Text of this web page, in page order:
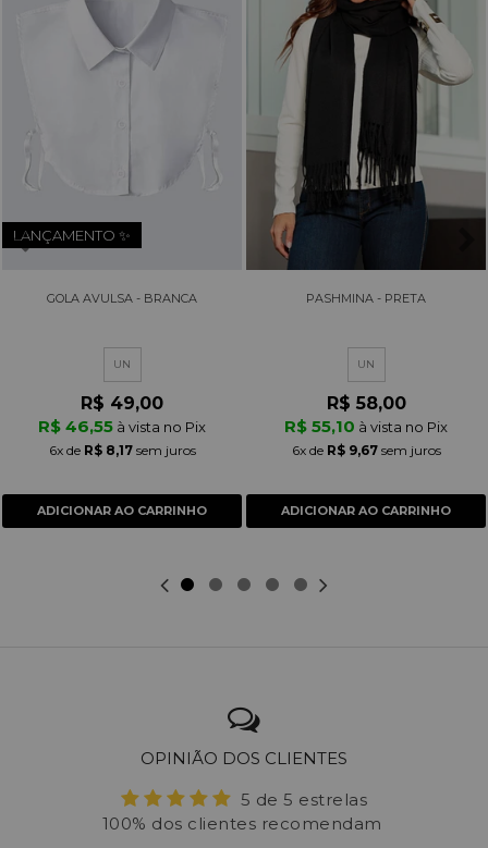
LANÇAMENTO ✨
GOLA AVULSA - BRANCA
UN
R$ 49,00
R$ 46,55 à vista no Pix
6xde R$ 8,17sem juros
ADICIONAR AO CARRINHO
PASHMINA - PRETA
UN
R$ 58,00
R$ 55,10 à vista no Pix
6xde R$ 9,67sem juros
ADICIONAR AO CARRINHO
OPINIÃO DOS CLIENTES
5 de 5 estrelas
100% dos clientes recomendam